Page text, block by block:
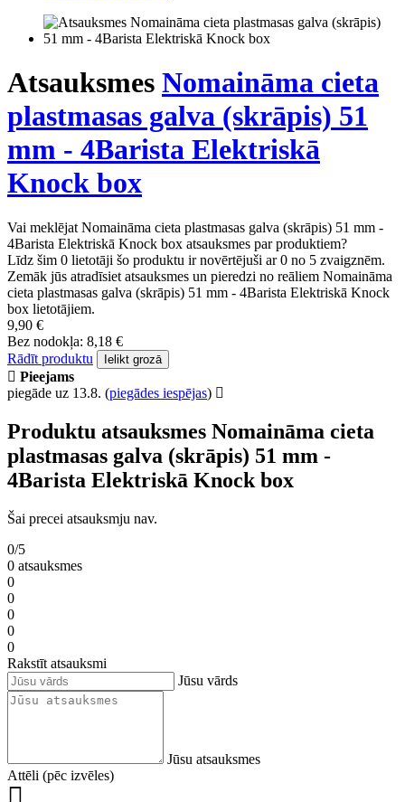
Atsauksmes Nomaināma cieta
plastmasas galva (skrāpis) 51
mm - 4Barista Elektriskā
Knock box
Vai meklējat Nomaināma cieta plastmasas galva (skrāpis) 51 mm -
4Barista Elektriskā Knock box atsauksmes par produktiem?
Līdz šim 0 lietotāji šo produktu ir novērtējuši ar 0 no 5 zvaigznēm.
Zemāk jūs atradīsiet atsauksmes un pieredzi no reāliem Nomaināma
cieta plastmasas galva (skrāpis) 51 mm - 4Barista Elektriskā Knock
box lietotājiem.
9,90 €
Bez nodokļa: 8,18 €
Rādīt produktu
Ielikt grozā
Pieejams
piegāde uz 13.8. (piegādes iespējas)
Produktu atsauksmes Nomaināma cieta
plastmasas galva (skrāpis) 51 mm -
4Barista Elektriskā Knock box
Šai precei atsauksmju nav.
0/5
0 atsauksmes
0
0
0
0
0
Rakstīt atsauksmi
Jūsu vārds
Jūsu atsauksmes
Attēli (pēc izvēles)